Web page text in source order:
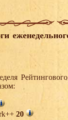
20